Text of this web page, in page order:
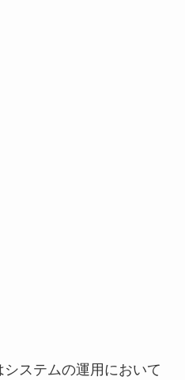
ステムの運用において